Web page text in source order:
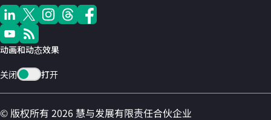
动画和动态效果
关闭 打开
© 版权所有 2026 慧与发展有限责任合伙企业